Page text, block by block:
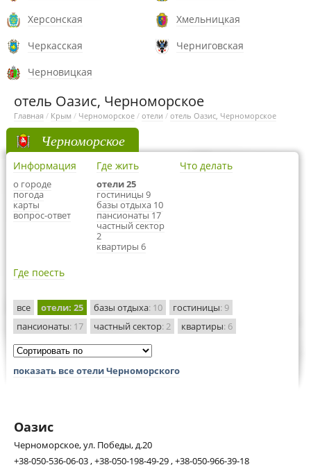
Херсонская
Хмельницкая
Черкасская
Черниговская
Черновицкая
отель Оазис, Черноморское
Главная / Крым / Черноморское / отели / отель Оазис, Черноморское
Черноморское
Информация
о городе
погода
карты
вопрос-ответ
Где жить
отели 25
гостиницы 9
базы отдыха 10
пансионаты 17
частный сектор
2
квартиры 6
Что делать
Где поесть
все отели: 25 базы отдыха: 10 гостиницы: 9
пансионаты: 17 частный сектор: 2 квартиры: 6
показать все отели Черноморского
Оазис
Черноморское, ул. Победы, д.20
+38-050-536-06-03 , +38-050-198-49-29 , +38-050-966-39-18